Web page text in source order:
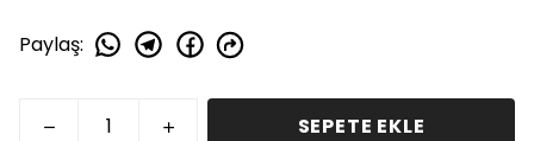
Paylaş:
SEPETE EKLE